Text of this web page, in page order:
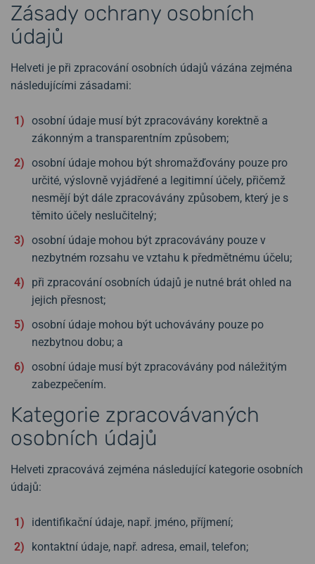
Zásady ochrany osobních
údajů
Helveti je při zpracování osobních údajů vázána zejména
následujícími zásadami:
osobní údaje musí být zpracovávány korektně a
zákonným a transparentním způsobem;
osobní údaje mohou být shromažďovány pouze pro
určité, výslovně vyjádřené a legitimní účely, přičemž
nesmějí být dále zpracovávány způsobem, který je s
těmito účely neslučitelný;
osobní údaje mohou být zpracovávány pouze v
nezbytném rozsahu ve vztahu k předmětnému účelu;
při zpracování osobních údajů je nutné brát ohled na
jejich přesnost;
osobní údaje mohou být uchovávány pouze po
nezbytnou dobu; a
osobní údaje musí být zpracovávány pod náležitým
zabezpečením.
Kategorie zpracovávaných
osobních údajů
Helveti zpracovává zejména následující kategorie osobních
údajů:
identifikační údaje, např. jméno, příjmení;
kontaktní údaje, např. adresa, email, telefon;